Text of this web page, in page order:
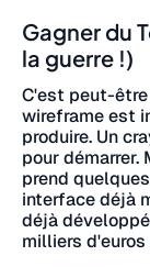
Gagner du
la guerre !)
C'est peut-être
wireframe est
produire. Un
pour démarrer.
prend
interface déjà
déjà
milliers